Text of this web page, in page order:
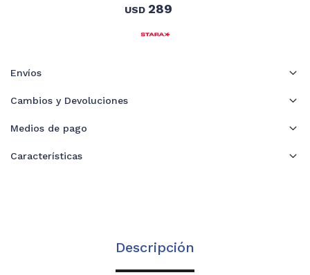
USD 289
Envíos
Cambios y Devoluciones
Medios de pago
Características
Descripción